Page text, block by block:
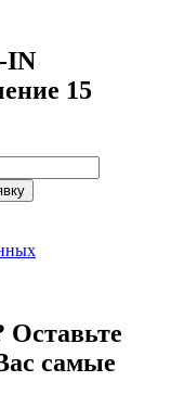
IN
15
Оставьте
самые